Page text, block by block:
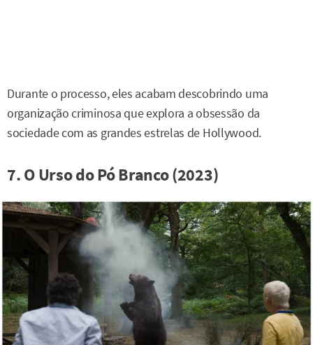
Durante o processo, eles acabam descobrindo uma
organização criminosa que explora a obsessão da
sociedade com as grandes estrelas de Hollywood.
7. O Urso do Pó Branco (2023)